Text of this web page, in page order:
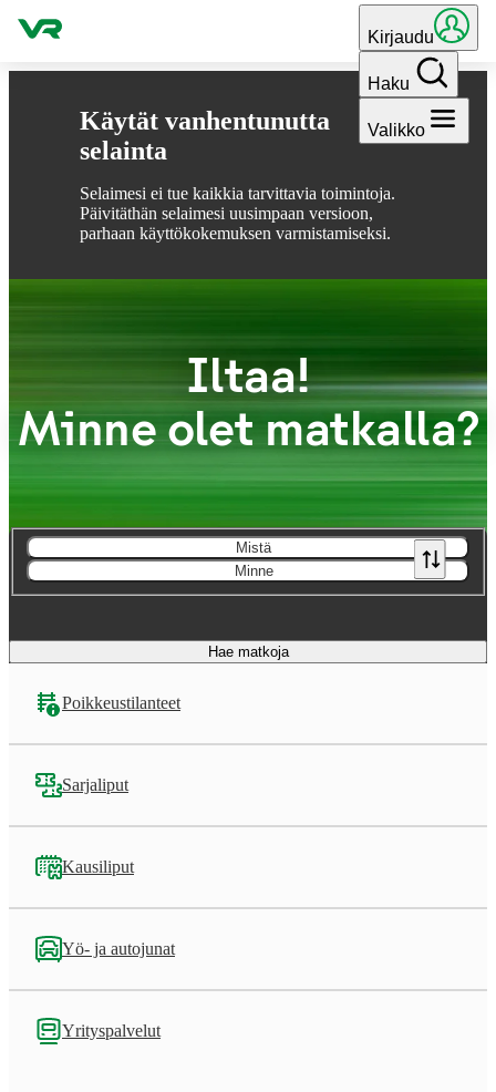
Käytät vanhentunutta
selainta
Selaimesi ei tue kaikkia tarvittavia toimintoja.
Päivitäthän selaimesi uusimpaan versioon,
parhaan käyttökokemuksen varmistamiseksi.
Hyppää sisältöön
Kirjaudu
Haku
Valikko
Iltaa!
Minne olet matkalla?
Mistä
Minne
Hae matkoja
Poikkeustilanteet
Sarjaliput
Kausiliput
Yö- ja autojunat
Yrityspalvelut